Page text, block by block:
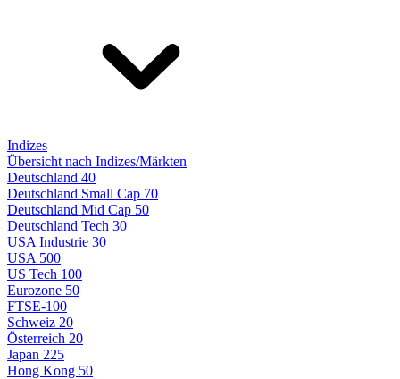
Indizes
Übersicht nach Indizes/Märkten
Deutschland 40
Deutschland Small Cap 70
Deutschland Mid Cap 50
Deutschland Tech 30
USA Industrie 30
USA 500
US Tech 100
Eurozone 50
FTSE-100
Schweiz 20
Österreich 20
Japan 225
Hong Kong 50